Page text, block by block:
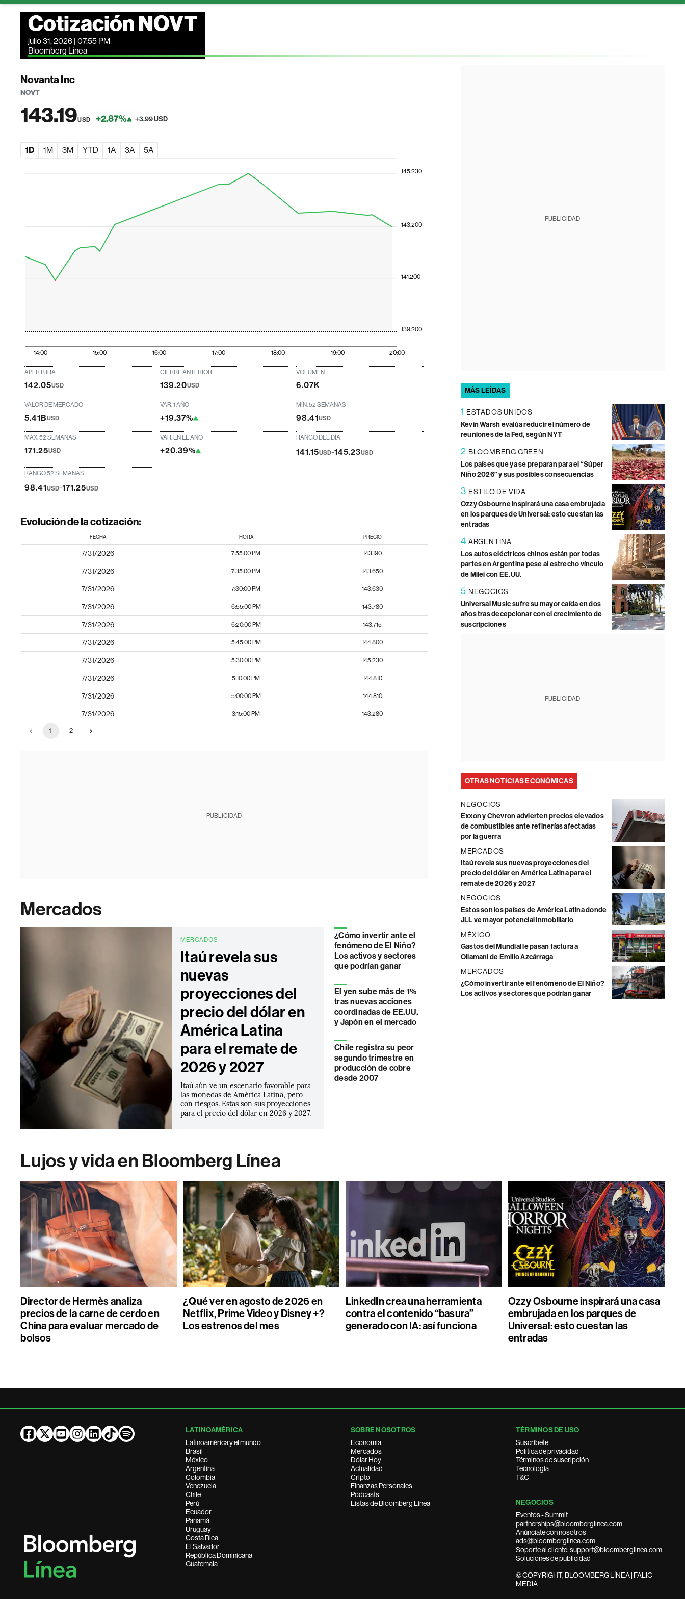
Cotización NOVT
julio 31, 2026 | 07:55 PM
Bloomberg Línea
Novanta Inc
NOVT
143.19USD +2.87% +3.99 USD
1D 1M 3M YTD 1A 3A 5A
14:00 15:00 16:00 17:00 18:00 19:00 20:00
139.200
141.200
143.200
145.230
APERTURA
142.05USD
CIERRE ANTERIOR
139.20USD
VOLUMEN
6.07K
VALOR DE MERCADO
5.41BUSD
VAR. 1 AÑO
+19.37%
MÍN. 52 SEMANAS
98.41USD
MÁX. 52 SEMANAS
171.25USD
VAR. EN EL AÑO
+20.39%
RANGO DEL DÍA
141.15USD-145.23USD
RANGO 52 SEMANAS
98.41USD-171.25USD
Evolución de la cotización:
FECHA HORA PRECIO
7/31/2026 7:55:00 PM 143.190
7/31/2026 7:35:00 PM 143.650
7/31/2026 7:30:00 PM 143.630
7/31/2026 6:55:00 PM 143.780
7/31/2026 6:20:00 PM 143.715
7/31/2026 5:45:00 PM 144.800
7/31/2026 5:30:00 PM 145.230
7/31/2026 5:10:00 PM 144.810
7/31/2026 5:00:00 PM 144.810
7/31/2026 3:15:00 PM 143.280
1 2
PUBLICIDAD
Mercados
MERCADOS
Itaú revela sus
nuevas
proyecciones del
precio del dólar en
América Latina
para el remate de
2026 y 2027
Itaú aún ve un escenario favorable para
las monedas de América Latina, pero
con riesgos. Estas son sus proyecciones
para el precio del dólar en 2026 y 2027.
¿Cómo invertir ante el
fenómeno de El Niño?
Los activos y sectores
que podrían ganar
El yen sube más de 1%
tras nuevas acciones
coordinadas de EE.UU.
y Japón en el mercado
Chile registra su peor
segundo trimestre en
producción de cobre
desde 2007
PUBLICIDAD
MÁS LEÍDAS
1 ESTADOS UNIDOS
Kevin Warsh evalúa reducir el número de
reuniones de la Fed, según NYT
2 BLOOMBERG GREEN
Los países que ya se preparan para el “Súper
Niño 2026” y sus posibles consecuencias
3 ESTILO DE VIDA
Ozzy Osbourne inspirará una casa embrujada
en los parques de Universal: esto cuestan las
entradas
4 ARGENTINA
Los autos eléctricos chinos están por todas
partes en Argentina pese al estrecho vínculo
de Milei con EE.UU.
5 NEGOCIOS
Universal Music sufre su mayor caída en dos
años tras decepcionar con el crecimiento de
suscripciones
PUBLICIDAD
OTRAS NOTICIAS ECONÓMICAS
NEGOCIOS
Exxon y Chevron advierten precios elevados
de combustibles ante refinerías afectadas
por la guerra
MERCADOS
Itaú revela sus nuevas proyecciones del
precio del dólar en América Latina para el
remate de 2026 y 2027
NEGOCIOS
Estos son los países de América Latina donde
JLL ve mayor potencial inmobiliario
MÉXICO
Gastos del Mundial le pasan factura a
Ollamani de Emilio Azcárraga
MERCADOS
¿Cómo invertir ante el fenómeno de El Niño?
Los activos y sectores que podrían ganar
Lujos y vida en Bloomberg Línea
Director de Hermès analiza
precios de la carne de cerdo en
China para evaluar mercado de
bolsos
¿Qué ver en agosto de 2026 en
Netflix, Prime Video y Disney +?
Los estrenos del mes
LinkedIn crea una herramienta
contra el contenido “basura”
generado con IA: así funciona
Ozzy Osbourne inspirará una casa
embrujada en los parques de
Universal: esto cuestan las
entradas
LATINOAMÉRICA
Latinoamérica y el mundo
Brasil
México
Argentina
Colombia
Venezuela
Chile
Perú
Ecuador
Panamá
Uruguay
Costa Rica
El Salvador
República Dominicana
Guatemala
SOBRE NOSOTROS
Economía
Mercados
Dólar Hoy
Actualidad
Cripto
Finanzas Personales
Podcasts
Listas de Bloomberg Línea
TÉRMINOS DE USO
Suscríbete
Política de privacidad
Términos de suscripción
Tecnología
T&C
NEGOCIOS
Eventos - Summit
partnerships@bloomberglinea.com
Anúnciate con nosotros
ads@bloomberglinea.com
Soporte al cliente: support@bloomberglinea.com
Soluciones de publicidad
© COPYRIGHT, BLOOMBERG LÍNEA | FALIC
MEDIA